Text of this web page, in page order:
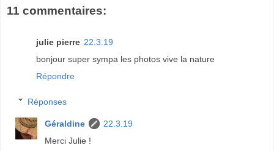
11 commentaires:
julie pierre 22.3.19
bonjour super sympa les photos vive la nature
Répondre
Réponses
Géraldine
22.3.19
Merci Julie !